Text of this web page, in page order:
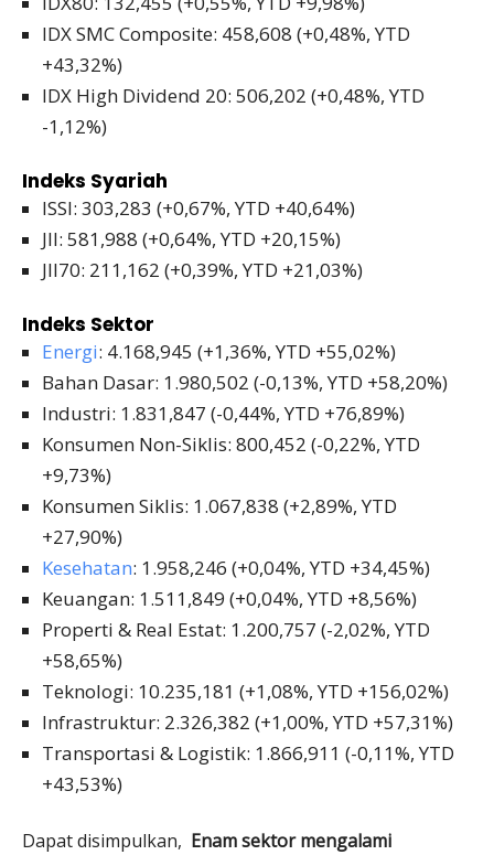
IDX SMC Composite: 458,608 (+0,48%, YTD
+43,32%)
IDX High Dividend 20: 506,202 (+0,48%, YTD
-1,12%)
Indeks Syariah
ISSI: 303,283 (+0,67%, YTD +40,64%)
JII: 581,988 (+0,64%, YTD +20,15%)
JII70: 211,162 (+0,39%, YTD +21,03%)
Indeks Sektor
Energi: 4.168,945 (+1,36%, YTD +55,02%)
Bahan Dasar: 1.980,502 (-0,13%, YTD +58,20%)
Industri: 1.831,847 (-0,44%, YTD +76,89%)
Konsumen Non-Siklis: 800,452 (-0,22%, YTD
+9,73%)
Konsumen Siklis: 1.067,838 (+2,89%, YTD
+27,90%)
Kesehatan: 1.958,246 (+0,04%, YTD +34,45%)
Keuangan: 1.511,849 (+0,04%, YTD +8,56%)
Properti & Real Estat: 1.200,757 (-2,02%, YTD
+58,65%)
Teknologi: 10.235,181 (+1,08%, YTD +156,02%)
Infrastruktur: 2.326,382 (+1,00%, YTD +57,31%)
Transportasi & Logistik: 1.866,911 (-0,11%, YTD
+43,53%)
Dapat disimpulkan, Enam sektor mengalami